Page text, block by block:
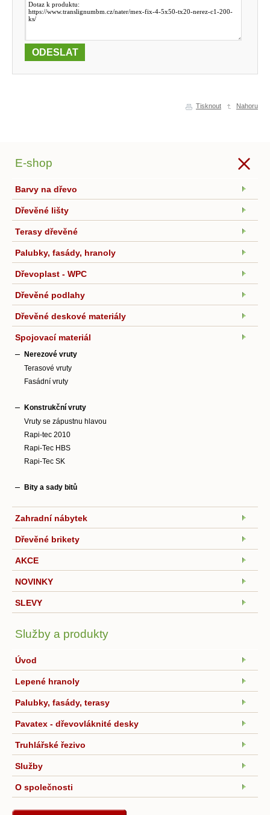
Tisknout Nahoru
E-shop
Barvy na dřevo
Dřevěné lišty
Terasy dřevěné
Palubky, fasády, hranoly
Dřevoplast - WPC
Dřevěné podlahy
Dřevěné deskové materiály
Spojovací materiál
Nerezové vruty
Terasové vruty
Fasádní vruty
Konstrukční vruty
Vruty se zápustnu hlavou
Rapi-tec 2010
Rapi-Tec HBS
Rapi-Tec SK
Bity a sady bitů
Zahradní nábytek
Dřevěné brikety
AKCE
NOVINKY
SLEVY
Služby a produkty
Úvod
Lepené hranoly
Palubky, fasády, terasy
Pavatex - dřevovláknité desky
Truhlářské řezivo
Služby
O společnosti